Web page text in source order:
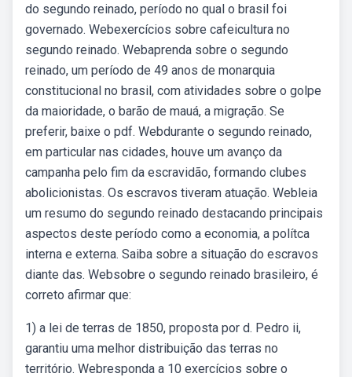
do segundo reinado, período no qual o brasil foi
governado. Webexercícios sobre cafeicultura no
segundo reinado. Webaprenda sobre o segundo
reinado, um período de 49 anos de monarquia
constitucional no brasil, com atividades sobre o golpe
da maioridade, o barão de mauá, a migração. Se
preferir, baixe o pdf. Webdurante o segundo reinado,
em particular nas cidades, houve um avanço da
campanha pelo fim da escravidão, formando clubes
abolicionistas. Os escravos tiveram atuação. Webleia
um resumo do segundo reinado destacando principais
aspectos deste período como a economia, a polítca
interna e externa. Saiba sobre a situação do escravos
diante das. Websobre o segundo reinado brasileiro, é
correto afirmar que:
1) a lei de terras de 1850, proposta por d. Pedro ii,
garantiu uma melhor distribuição das terras no
território. Webresponda a 10 exercícios sobre o